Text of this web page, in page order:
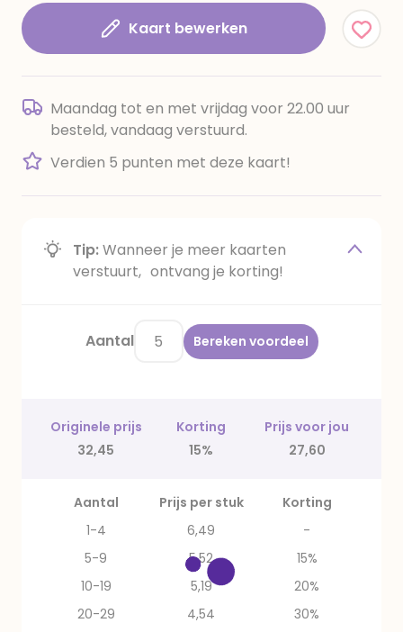
Kaart bewerken
Maandag tot en met vrijdag voor 22.00 uur
besteld, vandaag verstuurd.
Verdien 5 punten met deze kaart!
Tip:Wanneer je meer kaarten
verstuurt, ontvang je korting!
Aantal Bereken voordeel
Originele prijs Korting
Prijs voor jou
32,45
15% 27,60
Aantal Prijs per stuk
Korting
1-4
6,49
-
5-9
5,52
15%
10-19
5,19
20%
20-29
4,54
30%